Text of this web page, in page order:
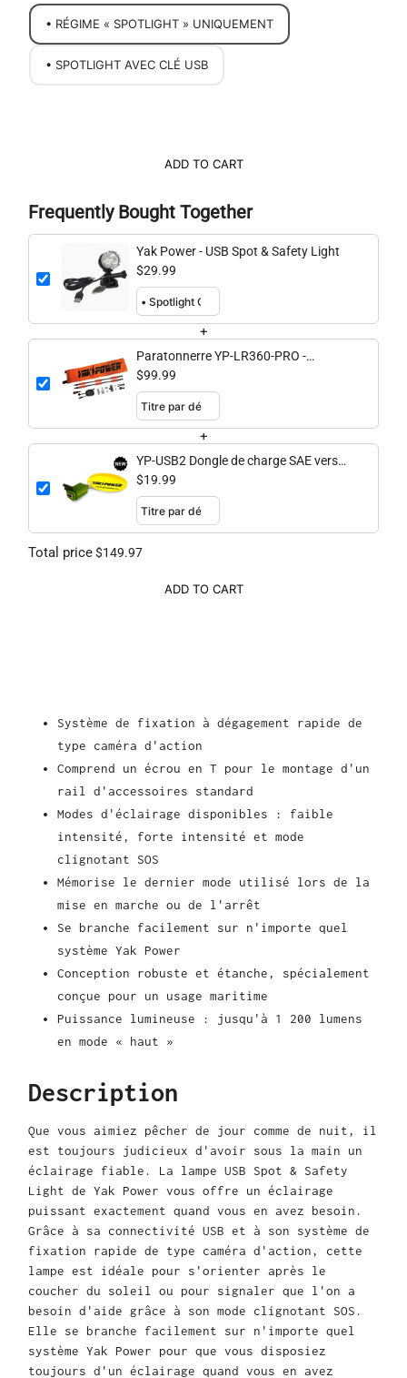
• RÉGIME « SPOTLIGHT » UNIQUEMENT
• SPOTLIGHT AVEC CLÉ USB
ADD TO CART
Frequently Bought Together
Yak Power - USB Spot & Safety Light
$29.99
+
Paratonnerre YP-LR360-PRO -
NOUVEAUX connecteurs électriques
filetés améliorés - Lumière de sécurité
extensible et alimentée à 360 degrés,
drapeau et support d'accessoires en
$99.99
+
YP-USB2 Dongle de charge SAE vers
USB 3 ampères
$19.99
Total price$149.97
ADD TO CART
Système de fixation à dégagement rapide de
type caméra d'action
Comprend un écrou en T pour le montage d'un
rail d'accessoires standard
Modes d'éclairage disponibles : faible
intensité, forte intensité et mode
clignotant SOS
Mémorise le dernier mode utilisé lors de la
mise en marche ou de l'arrêt
Se branche facilement sur n'importe quel
système Yak Power
Conception robuste et étanche, spécialement
conçue pour un usage maritime
Puissance lumineuse : jusqu'à 1 200 lumens
en mode « haut »
Description
Que vous aimiez pêcher de jour comme de nuit, il
est toujours judicieux d'avoir sous la main un
éclairage fiable. La lampe USB Spot & Safety
Light de Yak Power vous offre un éclairage
puissant exactement quand vous en avez besoin.
Grâce à sa connectivité USB et à son système de
fixation rapide de type caméra d'action, cette
lampe est idéale pour s'orienter après le
coucher du soleil ou pour signaler que l'on a
besoin d'aide grâce à son mode clignotant SOS.
Elle se branche facilement sur n'importe quel
système Yak Power pour que vous disposiez
toujours d'un éclairage quand vous en avez